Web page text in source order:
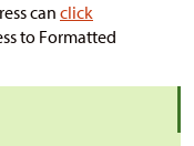
can click
to Formatted